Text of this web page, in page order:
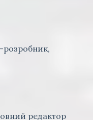
розробник,
редактор